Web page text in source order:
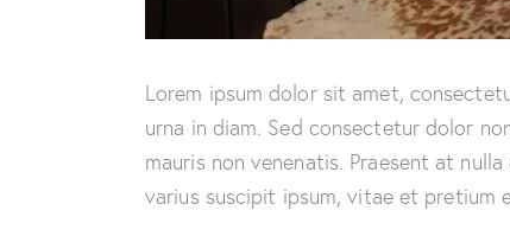
Lorem ipsum dolor sit amet,
urna in diam. Sed consectetur dolor
mauris non venenatis. Praesent at
varius suscipit ipsum, vitae et pretium